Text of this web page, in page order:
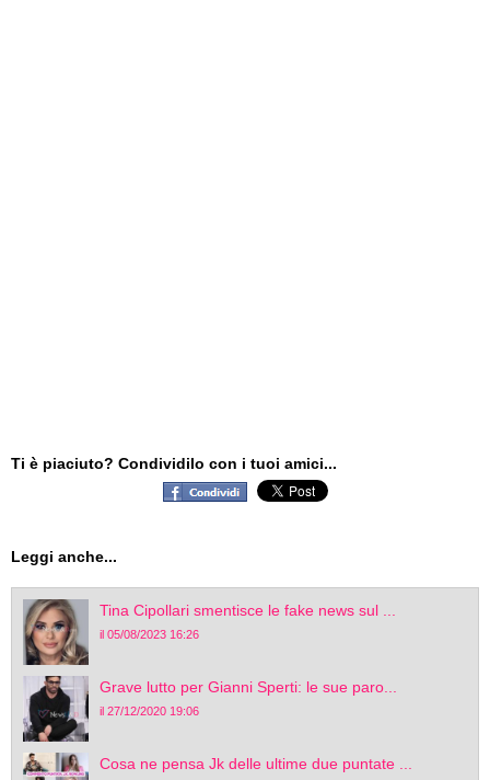
Ti è piaciuto? Condividilo con i tuoi amici...
Leggi anche...
Tina Cipollari smentisce le fake news sul ...
il 05/08/2023 16:26
Grave lutto per Gianni Sperti: le sue paro...
il 27/12/2020 19:06
Cosa ne pensa Jk delle ultime due puntate ...